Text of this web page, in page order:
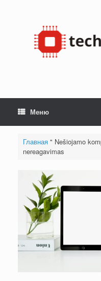
Меню
Главная" Nešiojamo
nereagavimas